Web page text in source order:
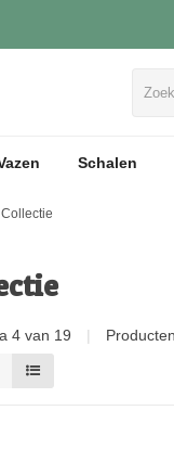
Schalen
Collectie
4 van 19 | Producten